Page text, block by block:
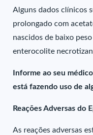
Alguns dados clínicos
prolongado com
nascidos de baixo
enterocolite
Informe ao seu
está fazendo uso de
Reações Adversas do
As reações adversas